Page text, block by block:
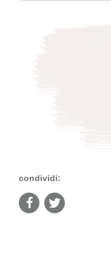
condividi: